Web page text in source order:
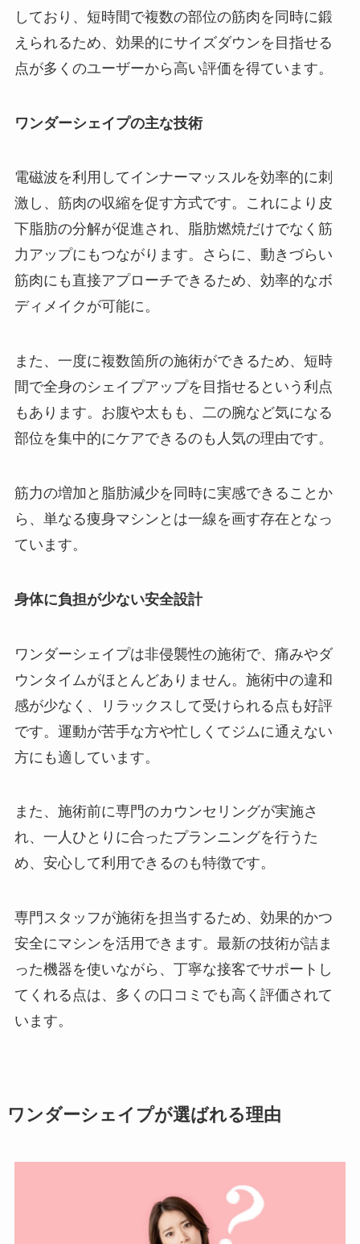
しており、短時間で複数の部位の筋肉を同時に鍛
えられるため、効果的にサイズダウンを目指せる
点が多くのユーザーから高い評価を得ています。
ワンダーシェイプの主な技術
電磁波を利用してインナーマッスルを効率的に刺
激し、筋肉の収縮を促す方式です。これにより皮
下脂肪の分解が促進され、脂肪燃焼だけでなく筋
力アップにもつながります。さらに、動きづらい
筋肉にも直接アプローチできるため、効率的なボ
ディメイクが可能に。
また、一度に複数箇所の施術ができるため、短時
間で全身のシェイプアップを目指せるという利点
もあります。お腹や太もも、二の腕など気になる
部位を集中的にケアできるのも人気の理由です。
筋力の増加と脂肪減少を同時に実感できることか
ら、単なる痩身マシンとは一線を画す存在となっ
ています。
身体に負担が少ない安全設計
ワンダーシェイプは非侵襲性の施術で、痛みやダ
ウンタイムがほとんどありません。施術中の違和
感が少なく、リラックスして受けられる点も好評
です。運動が苦手な方や忙しくてジムに通えない
方にも適しています。
また、施術前に専門のカウンセリングが実施さ
れ、一人ひとりに合ったプランニングを行うた
め、安心して利用できるのも特徴です。
専門スタッフが施術を担当するため、効果的かつ
安全にマシンを活用できます。最新の技術が詰ま
った機器を使いながら、丁寧な接客でサポートし
てくれる点は、多くの口コミでも高く評価されて
います。
ワンダーシェイプが選ばれる理由